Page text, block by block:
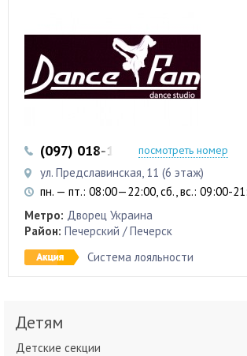
(097) 018-12-87посмотреть номер
ул. Предславинская, 11 (6 этаж)
пн. — пт.: 08:00—22:00, сб., вс.: 09:00-
Метро: Дворец Украина
Район: Печерский / Печерск
Система лояльности
Детям
Детские секции